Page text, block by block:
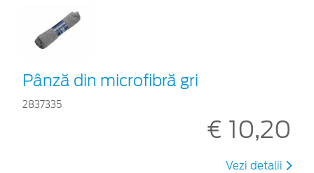
Pânză din microfibră gri
2837335
€ 10,20
Vezi detalii